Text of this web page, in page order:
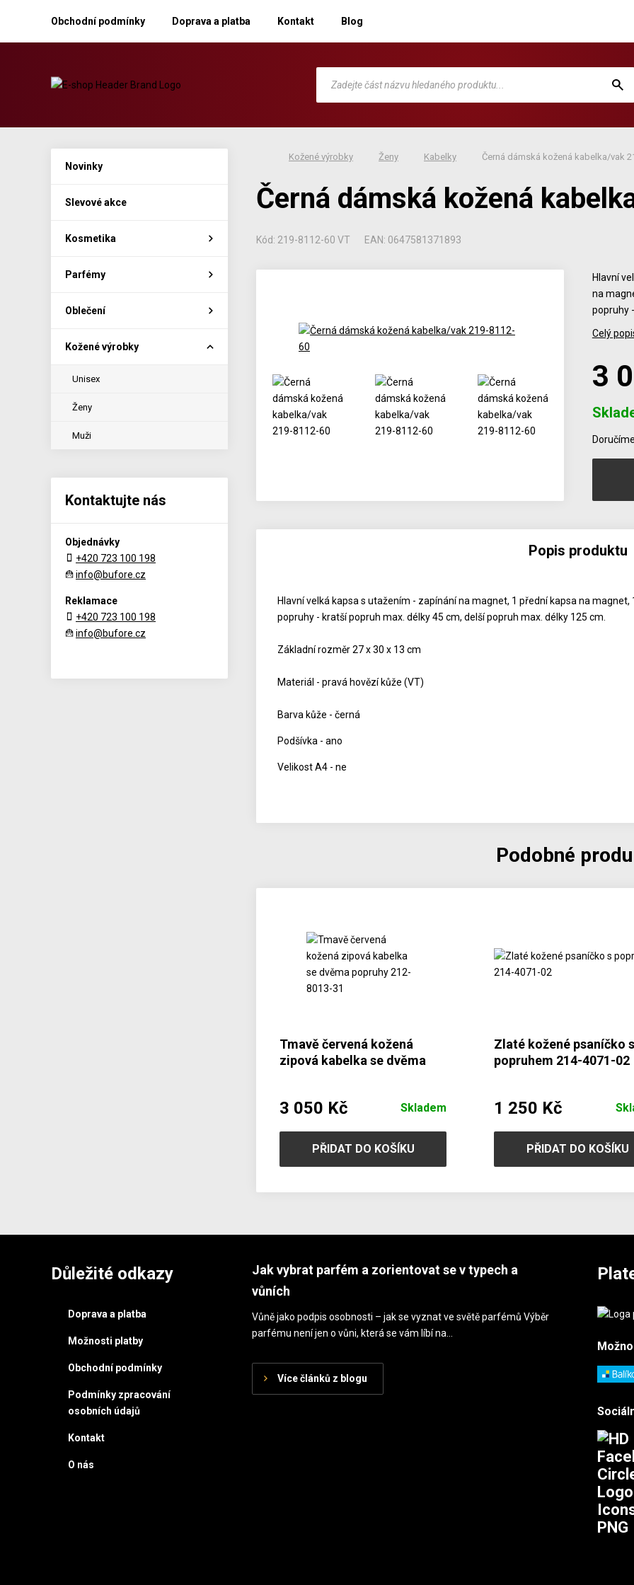
Obchodní podmínky Doprava a platba Kontakt Blog
Kožené výrobky Ženy Kabelky Černá dámská kožená kabelka/vak
Černá dámská kožená
Kód: 219-8112-60 VT EAN: 0647581371893
Hlavní
na
popruhy
Celý
3
Popis produktu
Hlavní velká kapsa s utažením - zapínání na magnet, 1 přední kapsa na
popruhy - kratší popruh max. délky 45 cm, delší popruh max. délky 125 cm.
Základní rozměr 27 x 30 x 13 cm
Materiál - pravá hovězí kůže (VT)
Barva kůže - černá
Podšívka - ano
Velikost A4 - ne
Podobné
Tmavě červená kožená
zipová kabelka se dvěma
3 050 Kč Skladem
PŘIDAT DO KOŠÍKU
Zlaté kožené psaníčko
popruhem 214-4071-02
1 250 Kč
PŘIDAT DO KOŠÍKU
Novinky
Slevové akce
Kosmetika
Parfémy
Oblečení
Kožené výrobky
Unisex
Ženy
Muži
Kontaktujte nás
Objednávky
+420 723 100 198
info@bufore.cz
Reklamace
+420 723 100 198
info@bufore.cz
Důležité odkazy
Doprava a platba
Možnosti platby
Obchodní podmínky
Podmínky zpracování
osobních údajů
Kontakt
O nás
Jak vybrat parfém a zorientovat se v typech a
vůních
Vůně jako podpis osobnosti – jak se vyznat ve světě parfémů Výběr
parfému není jen o vůni, která se vám líbí na…
Více článků z blogu